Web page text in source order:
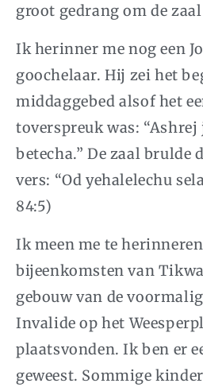
groot gedrang om de
Ik herinner me nog een
goochelaar. Hij zei het
middaggebed alsof het
toverspreuk was: “Ashrej
betecha.” De zaal brulde
vers: “Od yehalelechu
84:5)
Ik meen me te
bijeenkomsten van
gebouw van de
Invalide op het
plaatsvonden. Ik ben er
geweest. Sommige